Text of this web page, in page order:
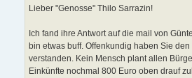
Lieber "Genosse" Thilo Sarrazin!
Ich fand ihre Antwort auf die mail von
bin etwas buff. Offenkundig haben Sie
verstanden. Kein Mensch plant allen
Einkünfte nochmal 800 Euro oben drauf